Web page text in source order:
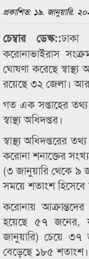
প্রকাশিত: ১৯. জানুয়ারি.
চেম্বার ডেস্ক::
করোনাভাইরাস
ঘোষণা করেছে
রয়েছে ৩২ জেলা।
গত এক সপ্তাহের
স্বাস্থ্য অধিদপ্তর।
স্বাস্থ্য অধিদপ্তরের
করোনা শনাক্তের
(৩ জানুয়ারি থেকে ৯
সময়ে শতাংশ
করোনায়
হয়েছে ৫৭ জনের,
জানুয়ারি) চেয়ে
বেড়েছে ১৮৫ শতাংশ।